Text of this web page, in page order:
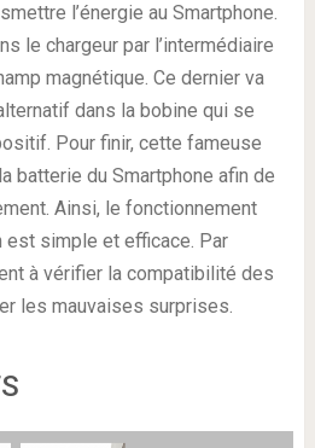
l’énergie au Smartphone.
le chargeur par l’intermédiaire
magnétique. Ce dernier va
dans la bobine qui se
Pour finir, cette fameuse
batterie du Smartphone afin de
Ainsi, le fonctionnement
est simple et efficace. Par
à vérifier la compatibilité des
les mauvaises surprises.